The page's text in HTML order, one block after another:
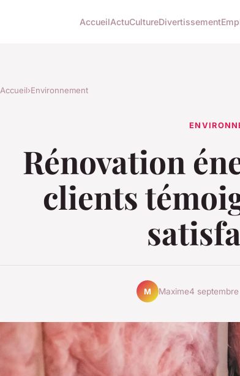
AccueilActuCultureDivertissement
Accueil›Environnement
Rénovation
clients
M Maxime4